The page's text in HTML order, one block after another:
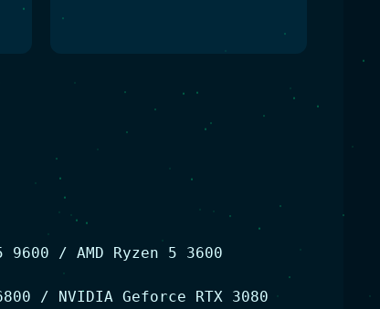
/ AMD Ryzen 5 3600
/ NVIDIA Geforce RTX 3080